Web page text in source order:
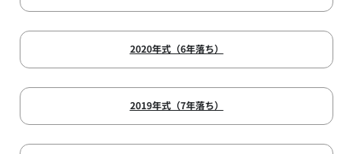
2020年式（6年落ち）
2019年式（7年落ち）